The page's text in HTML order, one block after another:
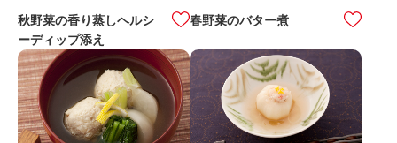
秋野菜の香り蒸しヘルシ
ーディップ添え
春野菜のバター煮